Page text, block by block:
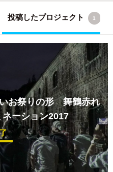
投稿したプロジェクト 1
お祭りの形 舞鶴赤れ
ーション2017